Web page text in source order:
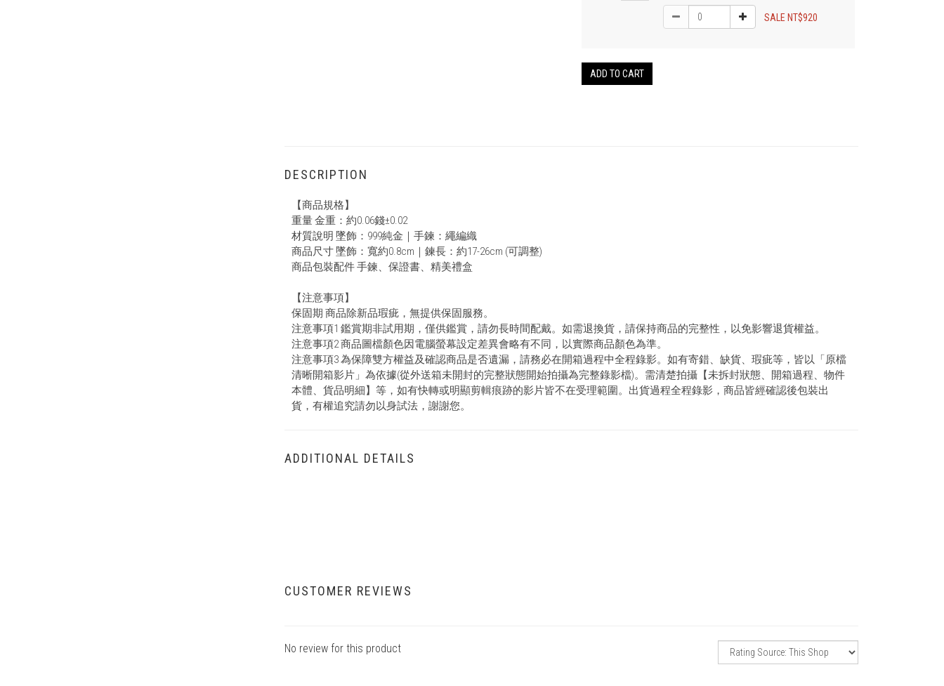
SALE NT$920
ADD TO CART
DESCRIPTION
【商品規格】
重量 金重：約0.06錢±0.02
材質說明 墜飾：999純金｜手鍊：繩編織
商品尺寸 墜飾：寬約0.8cm｜鍊長：約17-26cm (可調整)
商品包裝配件 手鍊、保證書、精美禮盒
【注意事項】
保固期 商品除新品瑕疵，無提供保固服務。
注意事項1 鑑賞期非試用期，僅供鑑賞，請勿長時間配戴。如需退換貨，請保持商品的完整性，以免影響退貨權益。
注意事項2 商品圖檔顏色因電腦螢幕設定差異會略有不同，以實際商品顏色為準。
注意事項3 為保障雙方權益及確認商品是否遺漏，請務必在開箱過程中全程錄影。如有寄錯、缺貨、瑕疵等，皆以「原檔
清晰開箱影片」為依據(從外送箱未開封的完整狀態開始拍攝為完整錄影檔)。需清楚拍攝【未拆封狀態、開箱過程、物件
本體、貨品明細】等，如有快轉或明顯剪輯痕跡的影片皆不在受理範圍。出貨過程全程錄影，商品皆經確認後包裝出
貨，有權追究請勿以身試法，謝謝您。
ADDITIONAL DETAILS
CUSTOMER REVIEWS
No review for this product